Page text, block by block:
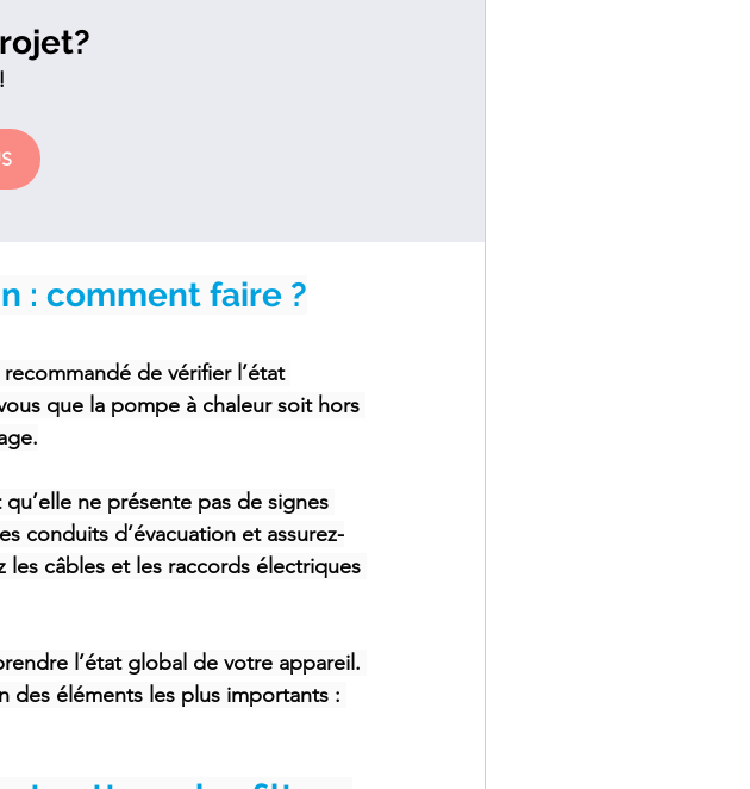
: comment faire ?
de vérifier l’état
que la pompe à chaleur soit hors
ne présente pas de signes
conduits d’évacuation et assurez-
les câbles et les raccords électriques
l’état global de votre appareil.
des éléments les plus importants :